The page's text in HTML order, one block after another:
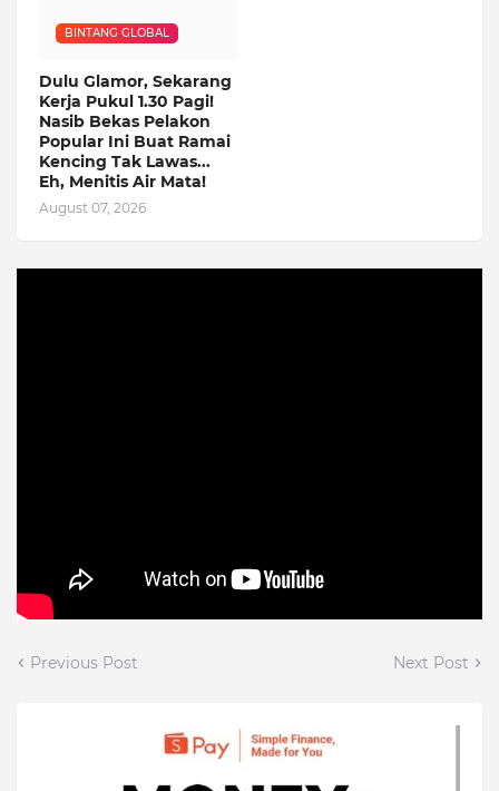
BINTANG GLOBAL
Dulu Glamor, Sekarang
Kerja Pukul 1.30 Pagi!
Nasib Bekas Pelakon
Popular Ini Buat Ramai
Kencing Tak Lawas...
Eh, Menitis Air Mata!
August 07, 2026
Previous Post Next Post